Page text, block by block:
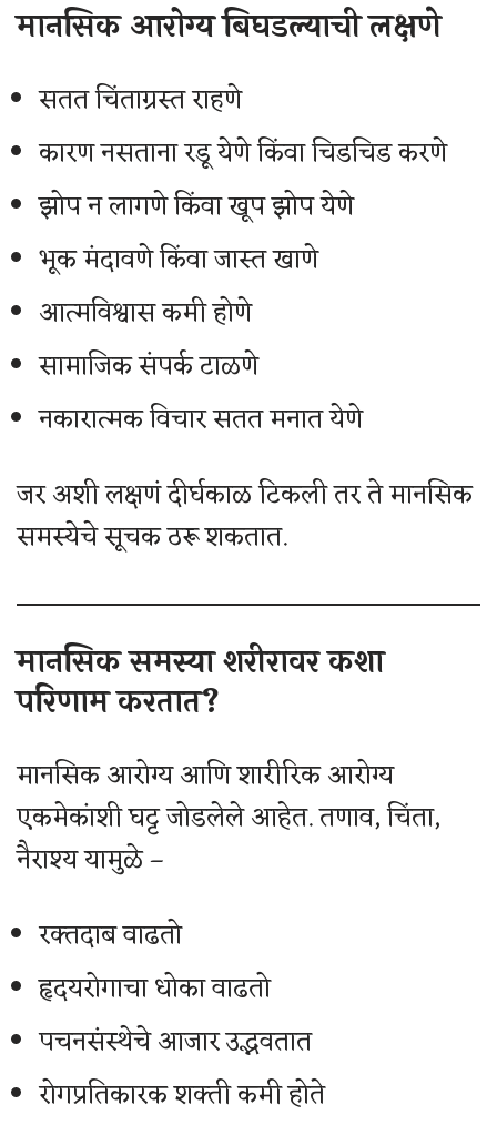
मानसिक आरोग्य बिघडल्याची लक्षणे
सतत चिंताग्रस्त राहणे
कारण नसताना रडू येणे किंवा चिडचिड करणे
झोप न लागणे किंवा खूप झोप येणे
भूक मंदावणे किंवा जास्त खाणे
आत्मविश्वास कमी होणे
सामाजिक संपर्क टाळणे
नकारात्मक विचार सतत मनात येणे
जर अशी लक्षणं दीर्घकाळ टिकली तर ते मानसिक
समस्येचे सूचक ठरू शकतात.
मानसिक समस्या शरीरावर कशा
परिणाम करतात?
मानसिक आरोग्य आणि शारीरिक आरोग्य
एकमेकांशी घट्ट जोडलेले आहेत. तणाव, चिंता,
नैराश्य यामुळे –
रक्तदाब वाढतो
हृदयरोगाचा धोका वाढतो
पचनसंस्थेचे आजार उद्भवतात
रोगप्रतिकारक शक्ती कमी होते